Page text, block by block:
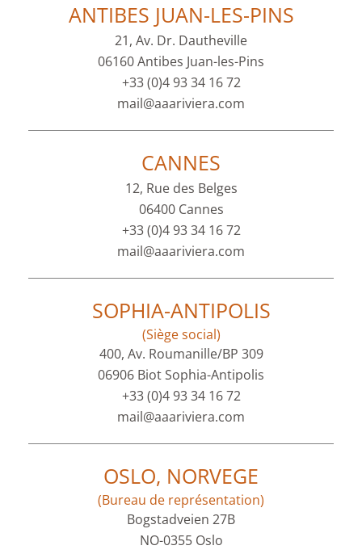
ANTIBES JUAN-LES-PINS
21, Av. Dr. Dautheville
06160 Antibes Juan-les-Pins
+33 (0)4 93 34 16 72
mail@aaariviera.com
CANNES
12, Rue des Belges
06400 Cannes
+33 (0)4 93 34 16 72
mail@aaariviera.com
SOPHIA-ANTIPOLIS
(Siège social)
400, Av. Roumanille/BP 309
06906 Biot Sophia-Antipolis
+33 (0)4 93 34 16 72
mail@aaariviera.com
OSLO, NORVEGE
(Bureau de représentation)
Bogstadveien 27B
NO-0355 Oslo